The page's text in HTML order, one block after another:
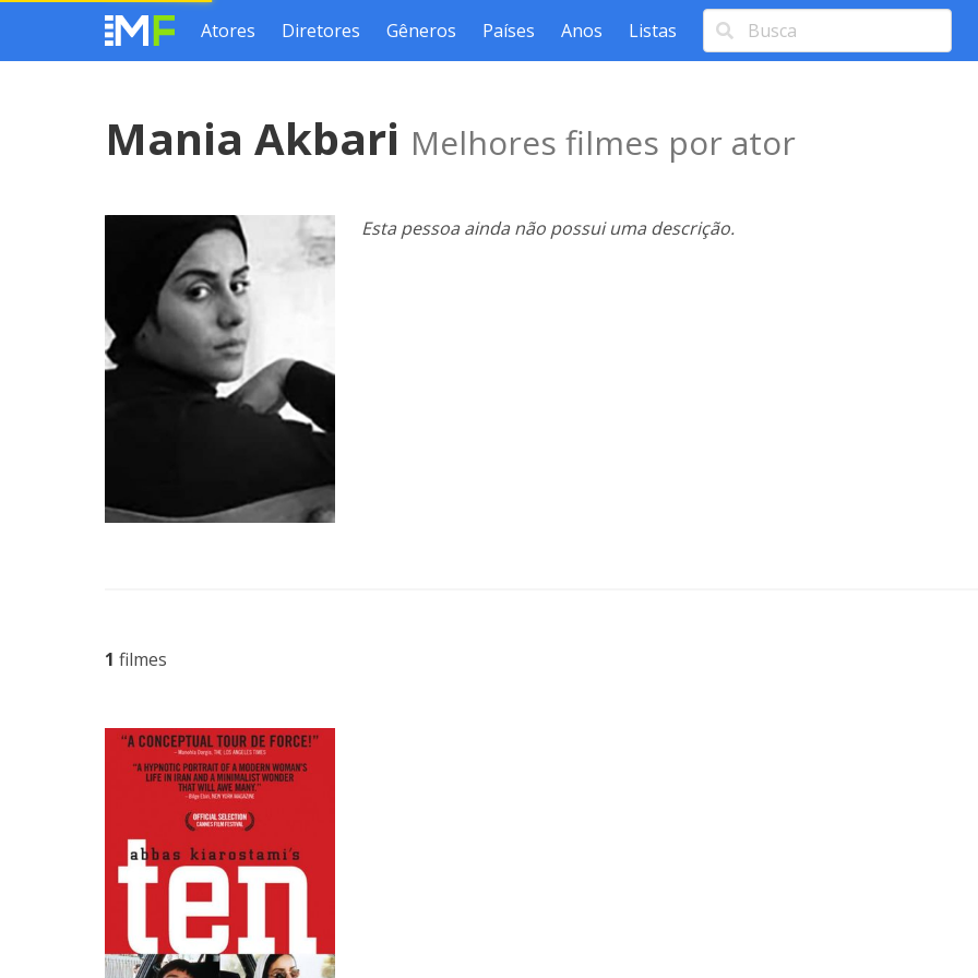
Atores Diretores Gêneros Países Anos Listas
Mania Akbari Melhores filmes por ator
Esta pessoa ainda não possui uma descrição.
1 filmes